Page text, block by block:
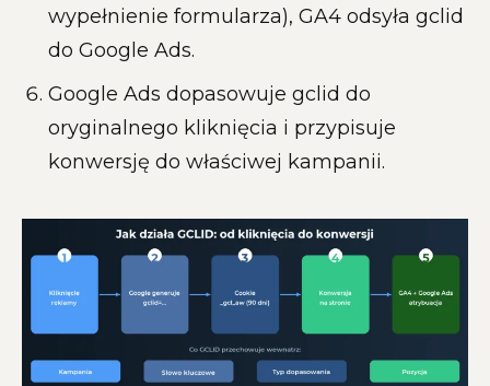
wypełnienie formularza), GA4 odsyła gclid
do Google Ads.
Google Ads dopasowuje gclid do
oryginalnego kliknięcia i przypisuje
konwersję do właściwej kampanii.